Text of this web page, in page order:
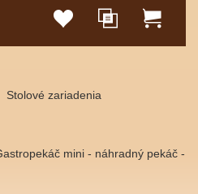
Stolové zariadenia
mini - náhradný pekáč -